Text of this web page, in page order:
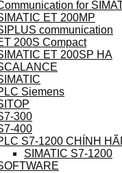
for
ET 200MP
communication
200S Compact
ET 200SP HA
Siemens
300
400
S7-1200 CHÍNH
SIMATIC S7-1200